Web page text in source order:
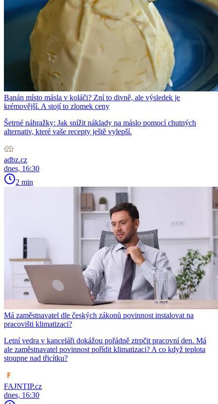
Banán místo másla v koláči? Zní to divně, ale výsledek je
krémovější. A stojí to zlomek ceny
Šetrné náhražky: Jak snížit náklady na máslo pomocí chutných
alternativ, které vaše recepty ještě vylepší.
adbz.cz
dnes, 16:30
2 min
Má zaměstnavatel dle českých zákonů povinnost instalovat na
pracovišti klimatizaci?
Letní vedra v kanceláři dokážou pořádně ztrpčit pracovní den. Má
ale zaměstnavatel povinnost pořídit klimatizaci? A co když teplota
stoupne nad třicítku?
FAJNTIP.cz
dnes, 16:30